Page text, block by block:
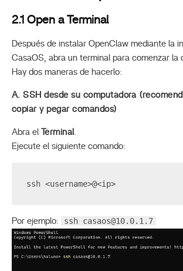
2.1 Open a Terminal
Después de instalar OpenClaw mediante la
CasaOS, abra un terminal para comenzar la
Hay dos maneras de hacerlo:
A. SSH desde su computadora
copiar y pegar comandos)
Abra el Terminal.
Ejecute el siguiente comando:
ssh <username>@<ip>
Por ejemplo: ssh casaos@10.0.1.7